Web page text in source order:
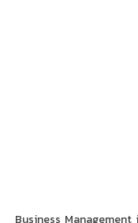
Business Management